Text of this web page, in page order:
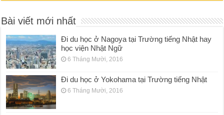
Bài viết mới nhất
Đi du học ở Nagoya tại Trường tiếng Nhật hay
học viện Nhật Ngữ
6 Tháng Mười, 2016
Đi du học ở Yokohama tại Trường tiếng Nhật
6 Tháng Mười, 2016